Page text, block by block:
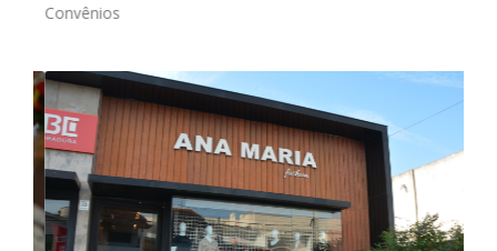
Convênios